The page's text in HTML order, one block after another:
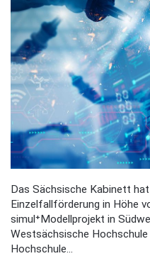
Das Sächsische Kabinett
Einzelfallförderung in Höhe
simul⁺Modellprojekt in
Westsächsische Hochschule
Hochschule...